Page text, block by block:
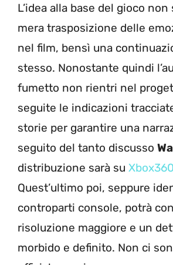
L’idea alla base del gioco
mera trasposizione delle
nel film, bensì una
stesso. Nonostante quindi
fumetto non rientri nel
seguite le indicazioni
storie per garantire una
seguito del tanto discusso
distribuzione sarà su Xbox360
Quest’ultimo poi, seppure
controparti console, potrà
risoluzione maggiore e un
morbido e definito. Non ci